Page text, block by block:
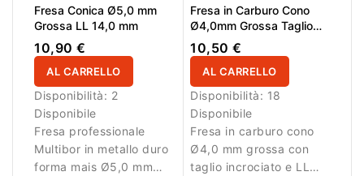
Fresa Conica Ø5,0 mm
Grossa LL 14,0 mm
10,90 €
AL CARRELLO
Disponibilità: 2
Disponibile
Fresa professionale
Multibor in metallo duro
forma mais Ø5,0 mm
Fresa in Carburo Cono
Ø4,0mm Grossa Taglio
Incrociato LL 12,7mm
10,50 €
AL CARRELLO
Disponibilità: 18
Disponibile
Fresa in carburo cono
Ø4,0 mm grossa con
taglio incrociato e LL